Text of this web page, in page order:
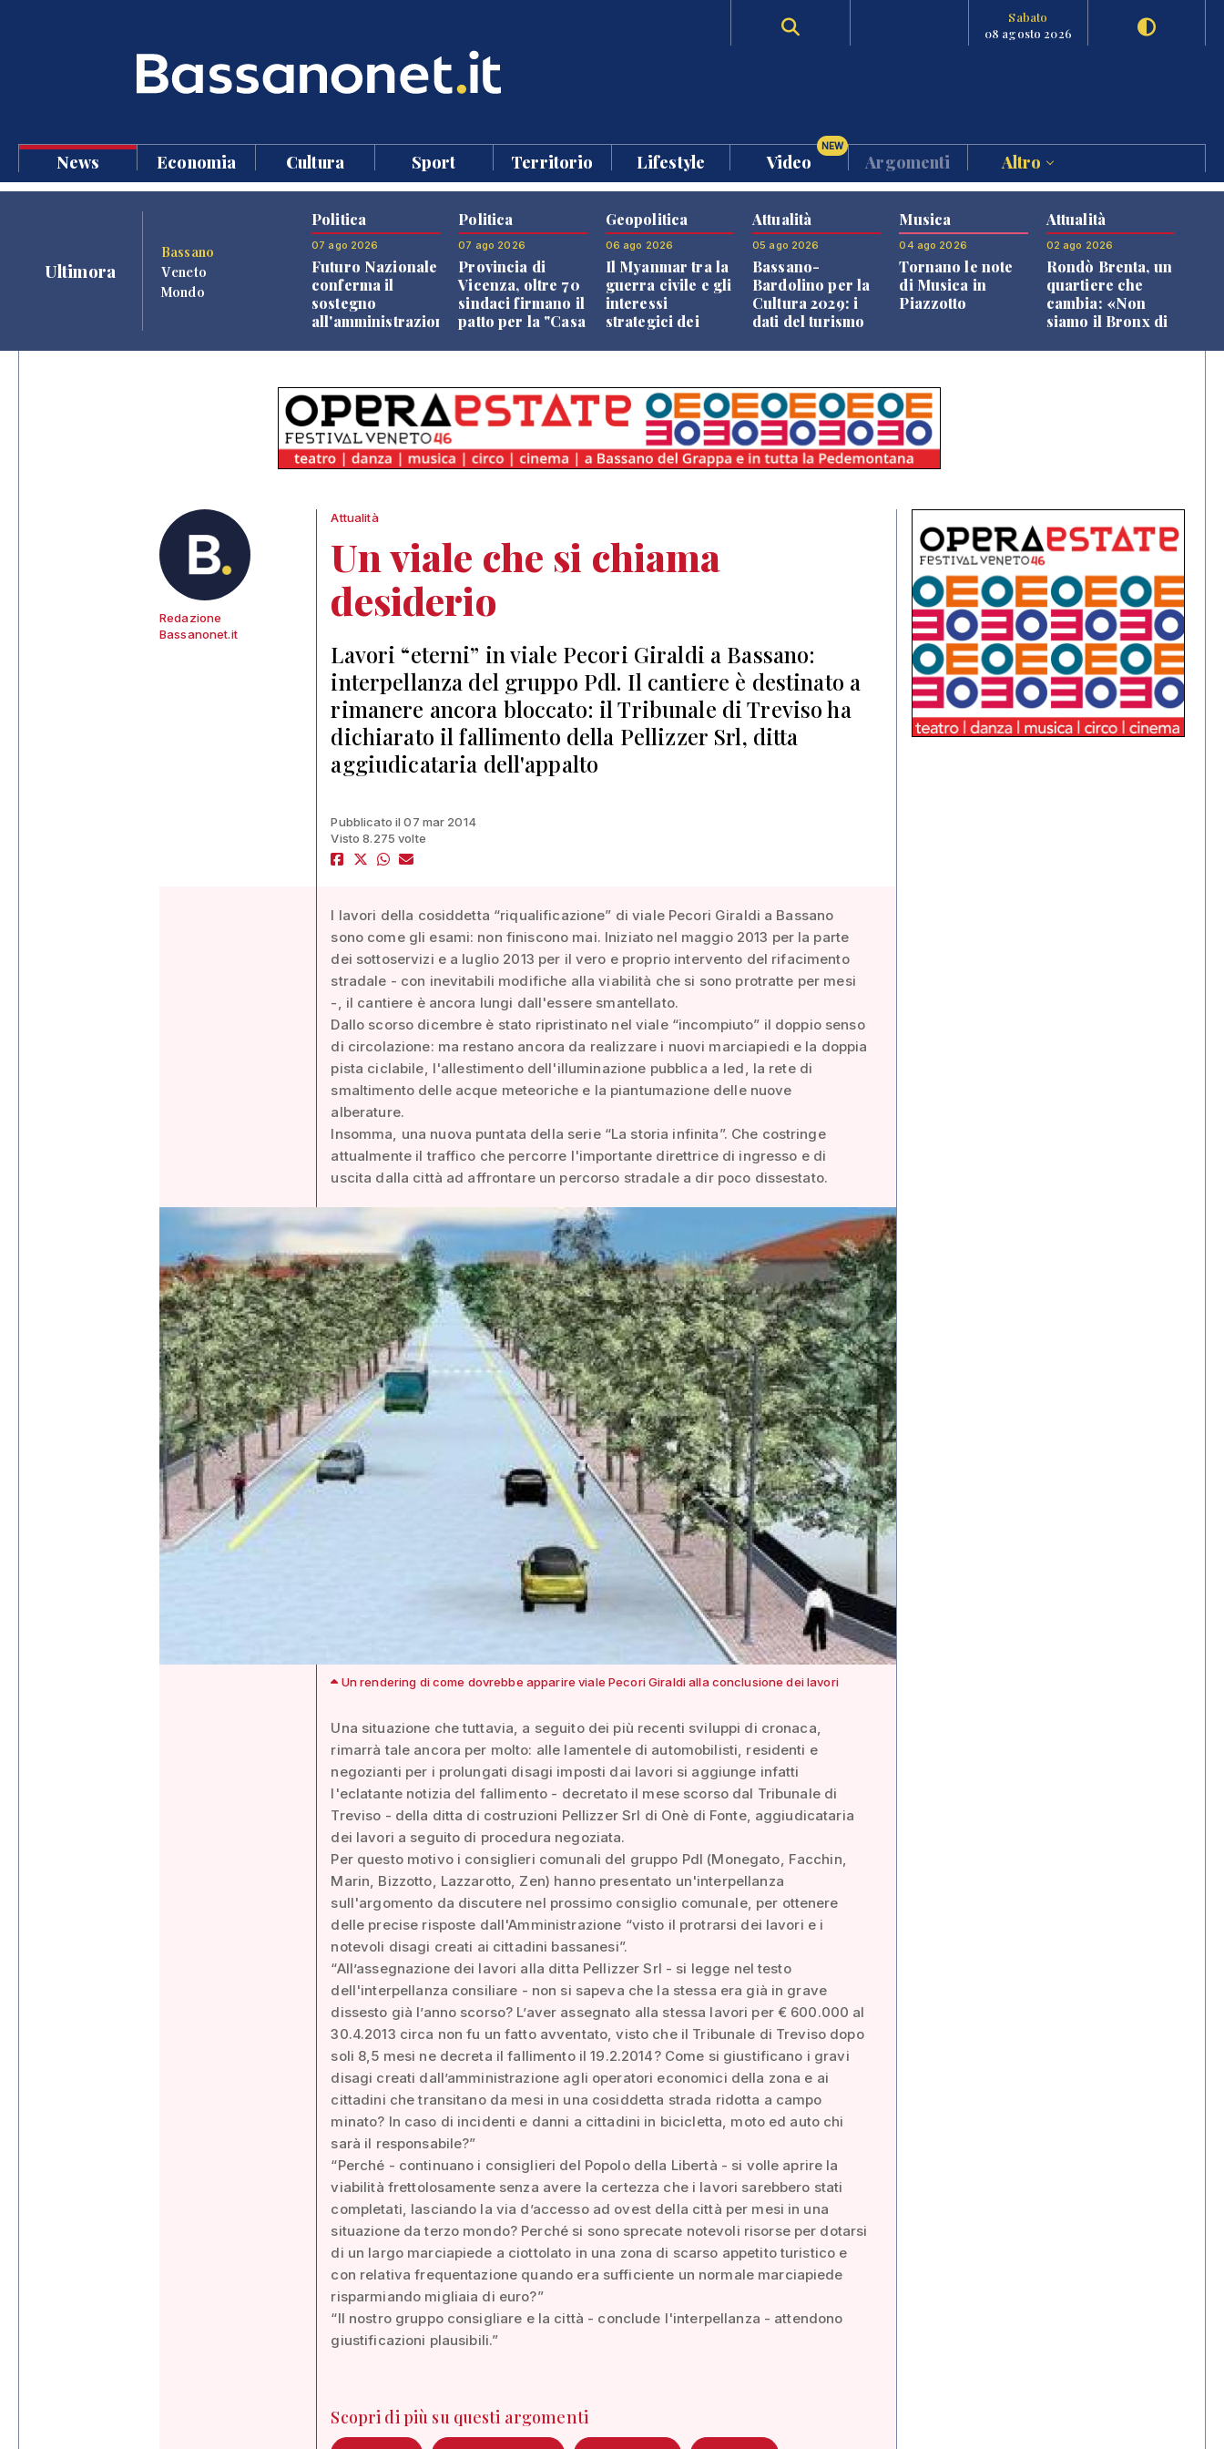
Sabato
08 agosto 2026
News Economia Cultura Sport Territorio Lifestyle Video
NEW
Argomenti Altro
Ultimora
Bassano
Veneto
Mondo
Politica
07 ago 2026
Futuro Nazionale
conferma il
sostegno
all'amministrazione
Politica
07 ago 2026
Provincia di
Vicenza, oltre 70
sindaci firmano il
patto per la "Casa
Geopolitica
06 ago 2026
Il Myanmar tra la
guerra civile e gli
interessi
strategici dei
Attualità
05 ago 2026
Bassano-
Bardolino per la
Cultura 2029: i
dati del turismo
Musica
04 ago 2026
Tornano le note
di Musica in
Piazzotto
Attualità
02 ago 2026
Rondò Brenta, un
quartiere che
cambia: «Non
siamo il Bronx di
Redazione
Bassanonet.it
Attualità
Un viale che si chiama
desiderio
Lavori “eterni” in viale Pecori Giraldi a Bassano:
interpellanza del gruppo Pdl. Il cantiere è destinato a
rimanere ancora bloccato: il Tribunale di Treviso ha
dichiarato il fallimento della Pellizzer Srl, ditta
aggiudicataria dell'appalto
Pubblicato il 07 mar 2014
Visto 8.275 volte
I lavori della cosiddetta “riqualificazione” di viale Pecori Giraldi a Bassano
sono come gli esami: non finiscono mai. Iniziato nel maggio 2013 per la parte
dei sottoservizi e a luglio 2013 per il vero e proprio intervento del rifacimento
stradale - con inevitabili modifiche alla viabilità che si sono protratte per mesi
-, il cantiere è ancora lungi dall'essere smantellato.
Dallo scorso dicembre è stato ripristinato nel viale “incompiuto” il doppio senso
di circolazione: ma restano ancora da realizzare i nuovi marciapiedi e la doppia
pista ciclabile, l'allestimento dell'illuminazione pubblica a led, la rete di
smaltimento delle acque meteoriche e la piantumazione delle nuove
alberature.
Insomma, una nuova puntata della serie “La storia infinita”. Che costringe
attualmente il traffico che percorre l'importante direttrice di ingresso e di
uscita dalla città ad affrontare un percorso stradale a dir poco dissestato.
Un rendering di come dovrebbe apparire viale Pecori Giraldi alla conclusione dei lavori
Una situazione che tuttavia, a seguito dei più recenti sviluppi di cronaca,
rimarrà tale ancora per molto: alle lamentele di automobilisti, residenti e
negozianti per i prolungati disagi imposti dai lavori si aggiunge infatti
l'eclatante notizia del fallimento - decretato il mese scorso dal Tribunale di
Treviso - della ditta di costruzioni Pellizzer Srl di Onè di Fonte, aggiudicataria
dei lavori a seguito di procedura negoziata.
Per questo motivo i consiglieri comunali del gruppo Pdl (Monegato, Facchin,
Marin, Bizzotto, Lazzarotto, Zen) hanno presentato un'interpellanza
sull'argomento da discutere nel prossimo consiglio comunale, per ottenere
delle precise risposte dall'Amministrazione “visto il protrarsi dei lavori e i
notevoli disagi creati ai cittadini bassanesi”.
“All’assegnazione dei lavori alla ditta Pellizzer Srl - si legge nel testo
dell'interpellanza consiliare - non si sapeva che la stessa era già in grave
dissesto già l’anno scorso? L’aver assegnato alla stessa lavori per € 600.000 al
30.4.2013 circa non fu un fatto avventato, visto che il Tribunale di Treviso dopo
soli 8,5 mesi ne decreta il fallimento il 19.2.2014? Come si giustificano i gravi
disagi creati dall’amministrazione agli operatori economici della zona e ai
cittadini che transitano da mesi in una cosiddetta strada ridotta a campo
minato? In caso di incidenti e danni a cittadini in bicicletta, moto ed auto chi
sarà il responsabile?”
“Perché - continuano i consiglieri del Popolo della Libertà - si volle aprire la
viabilità frettolosamente senza avere la certezza che i lavori sarebbero stati
completati, lasciando la via d’accesso ad ovest della città per mesi in una
situazione da terzo mondo? Perché si sono sprecate notevoli risorse per dotarsi
di un largo marciapiede a ciottolato in una zona di scarso appetito turistico e
con relativa frequentazione quando era sufficiente un normale marciapiede
risparmiando migliaia di euro?”
“Il nostro gruppo consigliare e la città - conclude l'interpellanza - attendono
giustificazioni plausibili.”
Scopri di più su questi argomenti